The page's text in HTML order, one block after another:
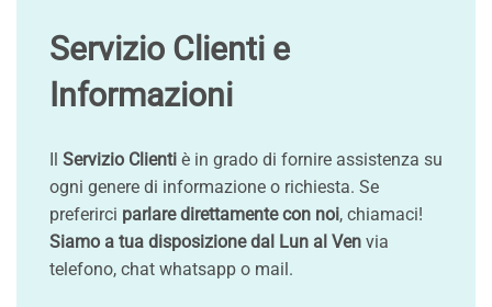
Servizio Clienti e
Informazioni
Il Servizio Clienti è in grado di fornire assistenza su
ogni genere di informazione o richiesta. Se
preferirci parlare direttamente con noi, chiamaci!
Siamo a tua disposizione dal Lun al Ven via
telefono, chat whatsapp o mail.